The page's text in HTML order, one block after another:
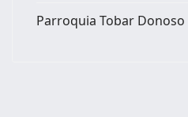
Parroquia Tobar Donoso